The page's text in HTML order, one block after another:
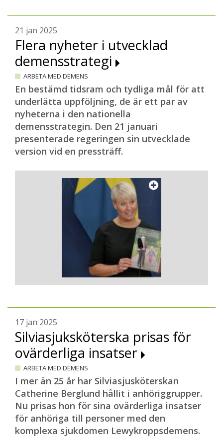
21 jan 2025
Flera nyheter i utvecklad
demensstrategi
ARBETA MED DEMENS
En bestämd tidsram och tydliga mål för att
underlätta uppföljning, de är ett par av
nyheterna i den nationella
demensstrategin. Den 21 januari
presenterade regeringen sin utvecklade
version vid en pressträff.
17 jan 2025
Silviasjuksköterska prisas för
ovärderliga insatser
ARBETA MED DEMENS
I mer än 25 år har Silviasjusköterskan
Catherine Berglund hållit i anhöriggrupper.
Nu prisas hon för sina ovärderliga insatser
för anhöriga till personer med den
komplexa sjukdomen Lewykroppsdemens.